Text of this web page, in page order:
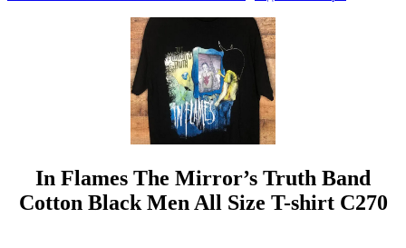
In Flames The Mirror’s Truth Band
Cotton Black Men All Size T-shirt C270